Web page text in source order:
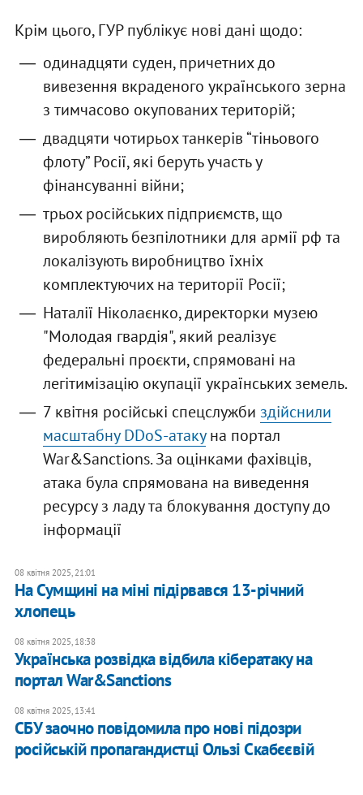
Крім цього, ГУР публікує нові дані щодо:
одинадцяти суден, причетних до
вивезення вкраденого українського зерна
з тимчасово окупованих територій;
двадцяти чотирьох танкерів “тіньового
флоту” Росії, які беруть участь у
фінансуванні війни;
трьох російських підприємств, що
виробляють безпілотники для армії рф та
локалізують виробництво їхніх
комплектуючих на території Росії;
Наталії Ніколаєнко, директорки музею
"Молодая гвардія", який реалізує
федеральні проєкти, спрямовані на
легітимізацію окупації українських земель.
7 квітня російські спецслужби здійснили
масштабну DDoS-атакуна портал
War&Sanctions. За оцінками фахівців,
атака була спрямована на виведення
ресурсу з ладу та блокування доступу до
інформації
08 квітня 2025, 21:01
На Сумщині на міні підірвався 13-річний
хлопець
08 квітня 2025, 18:38
Українська розвідка відбила кібератаку на
портал War&Sanctions
08 квітня 2025, 13:41
СБУ заочно повідомила про нові підозри
російській пропагандистці Ользі Скабєєвій